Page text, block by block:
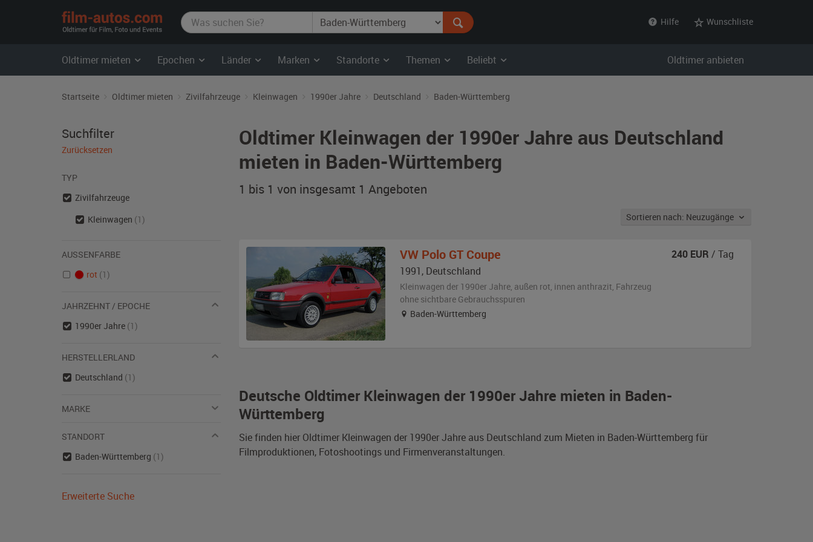
film-
autos.com
Hilfe Wunschliste
Oldtimer mieten Epochen Länder Marken Standorte Themen Beliebt Oldtimer anbieten
Startseite Oldtimer mieten Zivilfahrzeuge Kleinwagen 1990er Jahre Deutschland Baden-Württemberg
Oldtimer Kleinwagen der 1990er Jahre aus Deutschland
mieten in Baden-Württemberg
1 bis 1 von insgesamt 1 Angeboten
Sortieren nach: Neuzugänge
Deutsche Oldtimer Kleinwagen der 1990er Jahre mieten in Baden-
Württemberg
Sie finden hier Oldtimer Kleinwagen der 1990er Jahre aus Deutschland zum Mieten in Baden-Württemberg für
Filmproduktionen, Fotoshootings und Firmenveranstaltungen.
VW Polo GT Coupe
1991, Deutschland
Kleinwagen der 1990er Jahre, außen rot, innen anthrazit, Fahrzeug
ohne sichtbare Gebrauchsspuren
Baden-Württemberg
240 EUR / Tag
Suchfilter
Zurücksetzen
TYP
Zivilfahrzeuge
Kleinwagen (1)
AUSSENFARBE
rot (1)
JAHRZEHNT / EPOCHE
1990er Jahre (1)
HERSTELLERLAND
Deutschland (1)
MARKE
STANDORT
Baden-Württemberg (1)
Erweiterte Suche